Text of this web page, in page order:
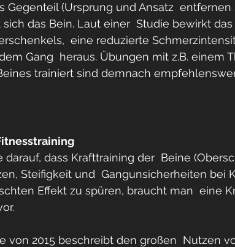
Gegenteil (Ursprung und Ansatz  entfernen
das Bein. Laut einer  Studie bewirkt
eine reduzierte
Gang  heraus. Übungen mit z.B. einem
trainiert sind demnach
darauf, dass Krafttraining der  Beine
Steifigkeit und  Gangunsicherheiten bei
Effekt zu spüren, braucht man  eine
von 2015 beschreibt den großen  Nutzen